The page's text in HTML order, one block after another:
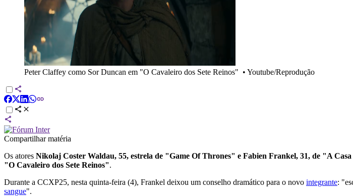
Peter Claffey como Sor Duncan em "O Cavaleiro dos Sete Reinos" • Youtube/Reprodução
Compartilhar matéria
Os atores Nikolaj Coster Waldau, 55, estrela de "Game Of Thrones" e Fabien Frankel, 31, de "A
"O Cavaleiro dos Sete Reinos".
Durante a CCXP25, nesta quinta-feira (4), Frankel deixou um conselho dramático para o novo integrante:
sangue".